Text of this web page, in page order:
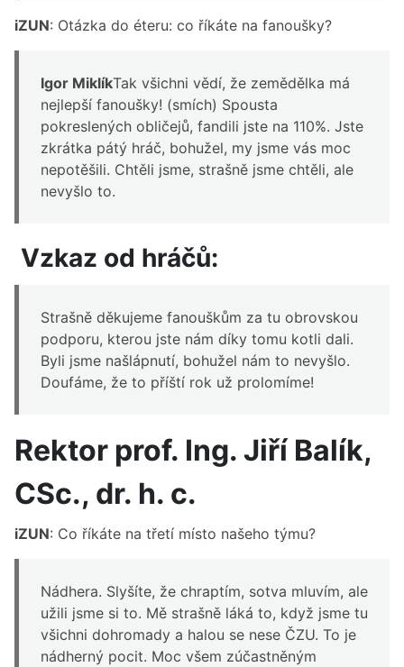
iZUN: Otázka do éteru: co říkáte na fanoušky?
Igor MiklíkTak všichni vědí, že zemědělka má
nejlepší fanoušky! (smích) Spousta
pokreslených obličejů, fandili jste na 110%. Jste
zkrátka pátý hráč, bohužel, my jsme vás moc
nepotěšili. Chtěli jsme, strašně jsme chtěli, ale
nevyšlo to.
Vzkaz od hráčů:
Strašně děkujeme fanouškům za tu obrovskou
podporu, kterou jste nám díky tomu kotli dali.
Byli jsme našlápnutí, bohužel nám to nevyšlo.
Doufáme, že to příští rok už prolomíme!
Rektor prof. Ing. Jiří Balík,
CSc., dr. h. c.
iZUN: Co říkáte na třetí místo našeho týmu?
Nádhera. Slyšíte, že chraptím, sotva mluvím, ale
užili jsme si to. Mě strašně láká to, když jsme tu
všichni dohromady a halou se nese ČZU. To je
nádherný pocit. Moc všem zúčastněným